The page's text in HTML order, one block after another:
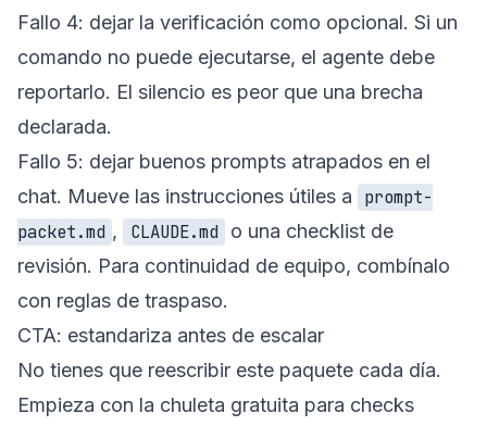
Fallo 4: dejar la verificación como opcional. Si un
comando no puede ejecutarse, el agente debe
reportarlo. El silencio es peor que una brecha
declarada.
Fallo 5: dejar buenos prompts atrapados en el
chat. Mueve las instrucciones útiles a
prompt-
packet.md , CLAUDE.md
o una checklist de
revisión. Para continuidad de equipo, combínalo
con reglas de traspaso.
CTA: estandariza antes de escalar
No tienes que reescribir este paquete cada día.
Empieza con la chuleta gratuita para checks